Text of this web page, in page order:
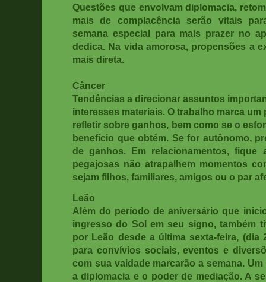
Questões que envolvam diplomacia,
mais de complacência serão vitais
semana especial para mais prazer no
dedica. Na vida amorosa, propensões a
mais direta.
Câncer
Tendências a direcionar assuntos
interesses materiais. O trabalho marca
refletir sobre ganhos, bem como se o
benefício que obtém. Se for autônomo,
de ganhos. Em relacionamentos, fique
pegajosas não atrapalhem momentos
sejam filhos, familiares, amigos ou o par
Leão
Além do período de aniversário que
ingresso do Sol em seu signo, também
por Leão desde a última sexta-feira, (dia
para convívios sociais, eventos e
com sua vaidade marcarão a semana.
a diplomacia e o poder de mediação. A